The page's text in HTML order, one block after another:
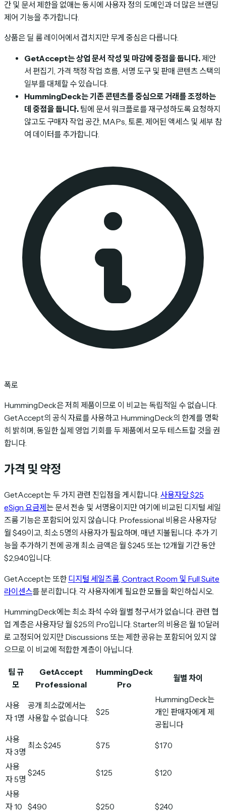
간 및 문서 제한을 없애는 동시에 사용자 정의 도메인과 더 많은 브랜딩
제어 기능을 추가합니다.
상품은 딜 룸 레이어에서 겹치지만 무게 중심은 다릅니다.
GetAccept는 상업 문서 작성 및 마감에 중점을 둡니다. 제안
서 편집기, 가격 책정 작업 흐름, 서명 도구 및 판매 콘텐츠 스택의
일부를 대체할 수 있습니다.
HummingDeck는 기존 콘텐츠를 중심으로 거래를 조정하는
데 중점을 둡니다. 팀에 문서 워크플로를 재구성하도록 요청하지
않고도 구매자 작업 공간, MAPs, 토론, 제어된 액세스 및 세부 참
여 데이터를 추가합니다.
폭로
HummingDeck은 저희 제품이므로 이 비교는 독립적일 수 없습니다.
GetAccept의 공식 자료를 사용하고 HummingDeck의 한계를 명확
히 밝히며, 동일한 실제 영업 기회를 두 제품에서 모두 테스트할 것을 권
합니다.
가격 및 약정
GetAccept는 두 가지 관련 진입점을 게시합니다. 사용자당 $25
eSign 요금제 는 문서 전송 및 서명용이지만 여기에 비교된 디지털 세일
즈룸 기능은 포함되어 있지 않습니다. Professional 비용은 사용자당
월 $49이고, 최소 5명의 사용자가 필요하며, 매년 지불됩니다. 추가 기
능을 추가하기 전에 공개 최소 금액은 월 $245 또는 12개월 기간 동안
$2,940입니다.
GetAccept는 또한 디지털 세일즈룸, Contract Room 및 Full Suite
라이센스를 분리합니다. 각 사용자에게 필요한 모듈을 확인하십시오.
HummingDeck에는 최소 좌석 수와 월별 청구서가 없습니다. 관련 협
업 계층은 사용자당 월 $25의 Pro입니다. Starter의 비용은 월 10달러
로 고정되어 있지만 Discussions 또는 제한 공유는 포함되어 있지 않
으므로 이 비교에 적합한 계층이 아닙니다.
팀 규
모
GetAccept
Professional
HummingDeck
Pro
월별 차이
사용
자 1명
공개 최소값에서는
사용할 수 없습니다.
$25
HummingDeck는
개인 판매자에게 제
공됩니다
사용
자 3명
최소 $245 $75 $170
사용
자 5명
$245 $125 $120
사용
자 10
$490 $250 $240